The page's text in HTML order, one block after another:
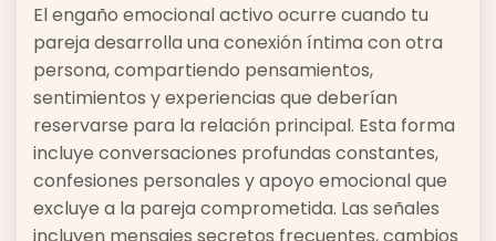
El engaño emocional activo ocurre cuando tu
pareja desarrolla una conexión íntima con otra
persona, compartiendo pensamientos,
sentimientos y experiencias que deberían
reservarse para la relación principal. Esta forma
incluye conversaciones profundas constantes,
confesiones personales y apoyo emocional que
excluye a la pareja comprometida. Las señales
incluyen mensajes secretos frecuentes, cambios